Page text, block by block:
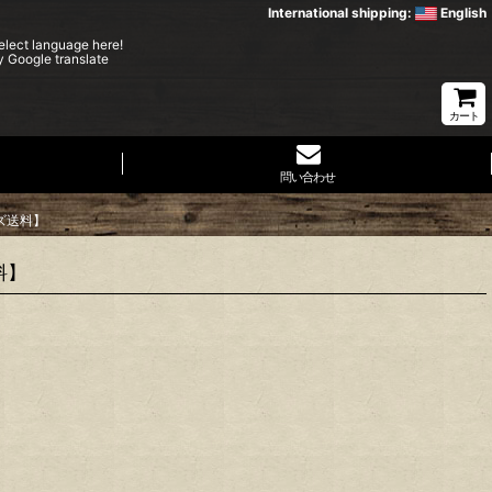
International shipping:
English
language here!
Google translate
カート
問い合わせ
送料】